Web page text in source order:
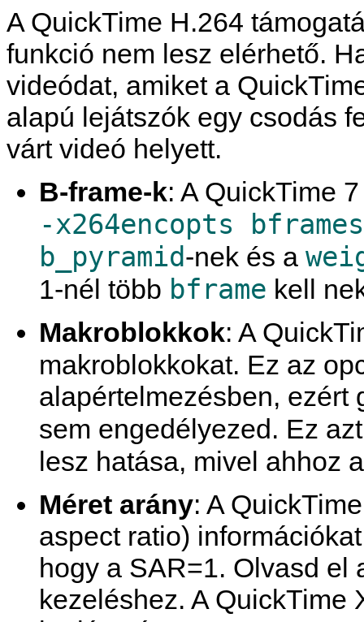
A QuickTime H.264
funkció nem lesz elérhető.
videódat, amiket a
alapú lejátszók egy csodás
várt videó helyett.
B-frame-k: A QuickTime
-x264encopts
b_pyramid-nek és a
1-nél több bframe kell
Makroblokkok: A
makroblokkokat. Ez az
alapértelmezésben, ezért
sem engedélyezed. Ez
lesz hatása, mivel ahhoz
Méret arány: A QuickTime
aspect ratio)
hogy a SAR=1. Olvasd el
kezeléshez. A QuickTime